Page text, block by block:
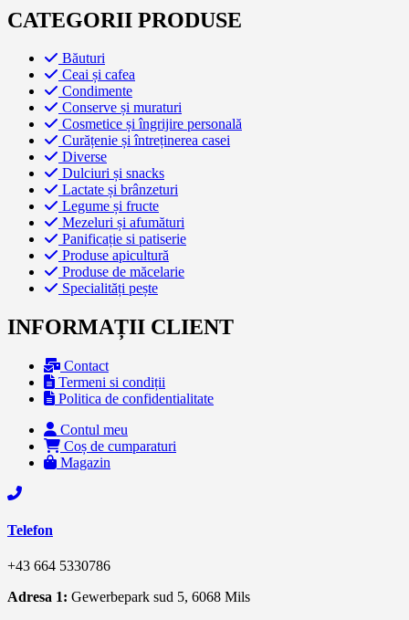
100g
CATEGORII PRODUSE
Băuturi
Ceai și cafea
Condimente
Conserve și muraturi
Cosmetice și îngrijire personală
Curățenie și întreținerea casei
Diverse
Dulciuri și snacks
Lactate și brânzeturi
Legume și fructe
Mezeluri și afumături
Panificație si patiserie
Produse apicultură
Produse de măcelarie
Specialități pește
INFORMAȚII CLIENT
Contact
Termeni si condiții
Politica de confidentialitate
Contul meu
Coș de cumparaturi
Magazin
Telefon
+43 664 5330786
Adresa 1: Gewerbepark sud 5, 6068 Mils